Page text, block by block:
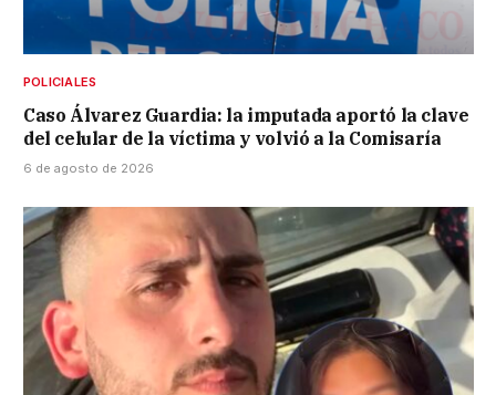
POLICIALES
Caso Álvarez Guardia: la imputada aportó la clave
del celular de la víctima y volvió a la Comisaría
6 de agosto de 2026